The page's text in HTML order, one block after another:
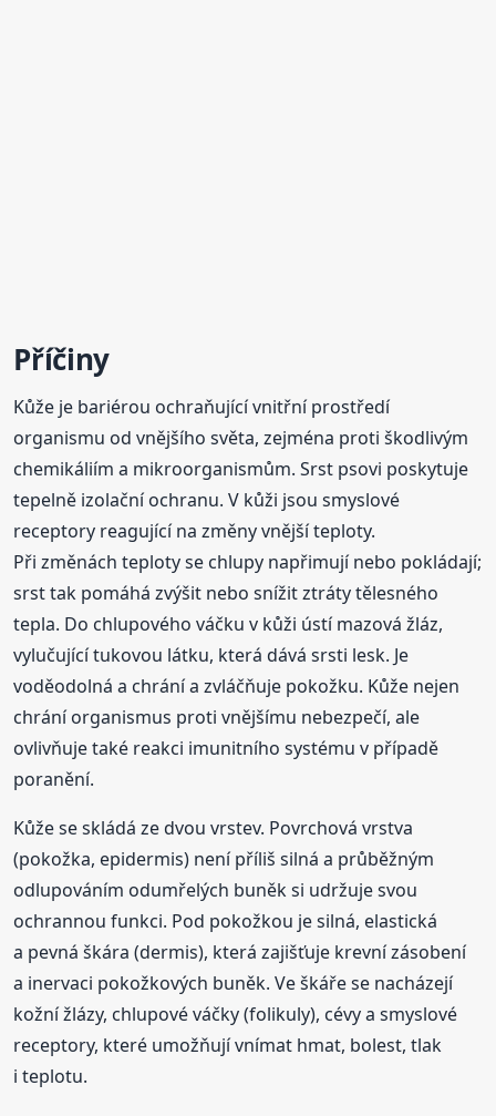
Příčiny
Kůže je bariérou ochraňující vnitřní prostředí
organismu od vnějšího světa, zejména proti škodlivým
chemikáliím a mikroorganismům. Srst psovi poskytuje
tepelně izolační ochranu. V kůži jsou smyslové
receptory reagující na změny vnější teploty.
Při změnách teploty se chlupy napřimují nebo pokládají;
srst tak pomáhá zvýšit nebo snížit ztráty tělesného
tepla. Do chlupového váčku v kůži ústí mazová žláz,
vylučující tukovou látku, která dává srsti lesk. Je
voděodolná a chrání a zvláčňuje pokožku. Kůže nejen
chrání organismus proti vnějšímu nebezpečí, ale
ovlivňuje také reakci imunitního systému v případě
poranění.
Kůže se skládá ze dvou vrstev. Povrchová vrstva
(pokožka, epidermis) není příliš silná a průběžným
odlupováním odumřelých buněk si udržuje svou
ochrannou funkci. Pod pokožkou je silná, elastická
a pevná škára (dermis), která zajišťuje krevní zásobení
a inervaci pokožkových buněk. Ve škáře se nacházejí
kožní žlázy, chlupové váčky (folikuly), cévy a smyslové
receptory, které umožňují vnímat hmat, bolest, tlak
i teplotu.